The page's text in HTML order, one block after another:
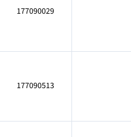
177090029
177090513